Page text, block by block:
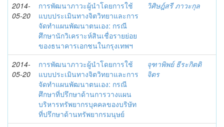
2014-
05-20
การพัฒนาภาวะผู้นำโดยการใช้
แบบประเมินทางจิตวิทยาและการ
จัดทำแผนพัฒนาตนเอง: กรณี
ศึกษานักวิเคราะห์สินเชื่อรายย่อย
ของธนาคารเอกชนในกรุงเทพฯ
วิศิษฎ์สรี ภาวะกุล
2014-
05-20
การพัฒนาภาวะผู้นำโดยการใช้
แบบประเมินทางจิตวิทยาและการ
จัดทำแผนพัฒนาตนเอง: กรณี
ศึกษาที่ปรึกษาด้านการวางแผน
บริหารทรัพยากรบุคคลของบริษัท
ที่ปรึกษาด้านทรัพยากรมนุษย์
จุฑาพิพย์ ธีระกิตติ
จิตร